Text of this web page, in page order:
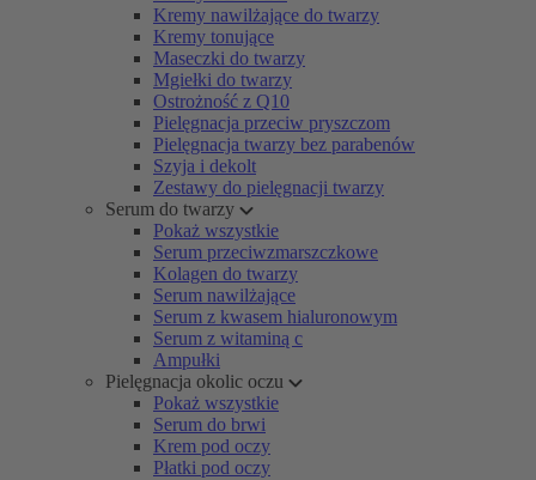
Kremy nawilżające do twarzy
Kremy tonujące
Maseczki do twarzy
Mgiełki do twarzy
Ostrożność z Q10
Pielęgnacja przeciw pryszczom
Pielęgnacja twarzy bez parabenów
Szyja i dekolt
Zestawy do pielęgnacji twarzy
Serum do twarzy
Pokaż wszystkie
Serum przeciwzmarszczkowe
Kolagen do twarzy
Serum nawilżające
Serum z kwasem hialuronowym
Serum z witaminą c
Ampułki
Pielęgnacja okolic oczu
Pokaż wszystkie
Serum do brwi
Krem pod oczy
Płatki pod oczy